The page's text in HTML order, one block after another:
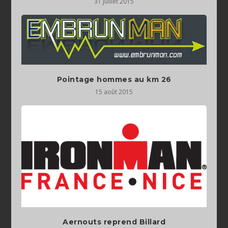
Pointage hommes au km 26
15 août 2015
Aernouts reprend Billard